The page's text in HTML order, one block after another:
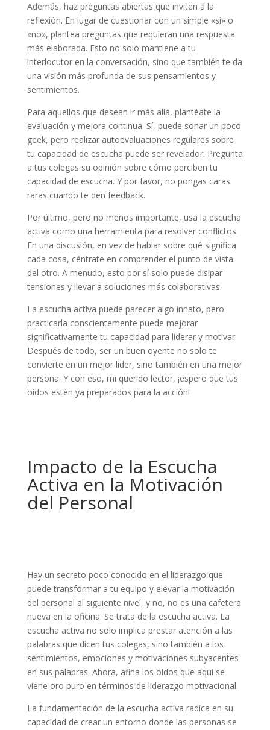
Además, haz preguntas abiertas que inviten a la
reflexión. En lugar de cuestionar con un simple «sí» o
«no», plantea preguntas que requieran una respuesta
más elaborada. Esto no solo mantiene a tu
interlocutor en la conversación, sino que también te da
una visión más profunda de sus pensamientos y
sentimientos.
Para aquellos que desean ir más allá, plantéate la
evaluación y mejora continua. Sí, puede sonar un poco
geek, pero realizar autoevaluaciones regulares sobre
tu capacidad de escucha puede ser revelador. Pregunta
a tus colegas su opinión sobre cómo perciben tu
capacidad de escucha. Y por favor, no pongas caras
raras cuando te den feedback.
Por último, pero no menos importante, usa la escucha
activa como una herramienta para resolver conflictos.
En una discusión, en vez de hablar sobre qué significa
cada cosa, céntrate en comprender el punto de vista
del otro. A menudo, esto por sí solo puede disipar
tensiones y llevar a soluciones más colaborativas.
La escucha activa puede parecer algo innato, pero
practicarla conscientemente puede mejorar
significativamente tu capacidad para liderar y motivar.
Después de todo, ser un buen oyente no solo te
convierte en un mejor líder, sino también en una mejor
persona. Y con eso, mi querido lector, ¡espero que tus
oídos estén ya preparados para la acción!
Impacto de la Escucha
Activa en la Motivación
del Personal
Hay un secreto poco conocido en el liderazgo que
puede transformar a tu equipo y elevar la motivación
del personal al siguiente nivel, y no, no es una cafetera
nueva en la oficina. Se trata de la escucha activa. La
escucha activa no solo implica prestar atención a las
palabras que dicen tus colegas, sino también a los
sentimientos, emociones y motivaciones subyacentes
en sus palabras. Ahora, afina los oídos que aquí se
viene oro puro en términos de liderazgo motivacional.
La fundamentación de la escucha activa radica en su
capacidad de crear un entorno donde las personas se